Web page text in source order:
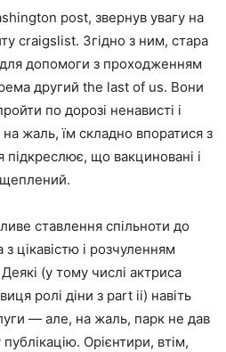
post, звернув увагу на
craigslist. Згідно з ним, стара
допомоги з проходженням
другий the last of us. Вони
по дорозі ненависті і
жаль, їм складно впоратися з
що вакциновані і
ставлення спільноти до
цікавістю і розчуленням
(у тому числі актриса
ролі діни з part ii) навіть
— але, на жаль, парк не дав
Орієнтири, втім,